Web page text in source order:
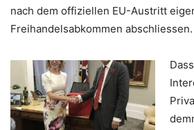
nach dem offiziellen EU-Austritt
Freihandelsabkommen abschliessen.